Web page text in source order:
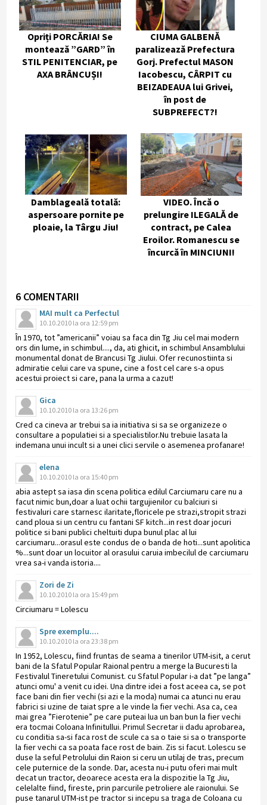
Opriți PORCĂRIA! Se
montează ”GARD” în
STIL PENITENCIAR, pe
AXA BRÂNCUȘI!
CIUMA GALBENĂ
paralizează Prefectura
Gorj. Prefectul MASON
Iacobescu, CÂRPIT cu
BEIZADEAUA lui Grivei,
în post de
SUBPREFECT?!
Damblageală totală:
aspersoare pornite pe
ploaie, la Târgu Jiu!
VIDEO. Încă o
prelungire ILEGALĂ de
contract, pe Calea
Eroilor. Romanescu se
încurcă în MINCIUNI!
6 COMENTARII
MAI mult ca Perfectul
10.10.2010 la ora 12:59 pm
În 1970, tot ”americanii” voiau sa faca din Tg Jiu cel mai modern
ors din lume, in schimbul...., da, ati ghicit, in schimbul Ansamblului
monumental donat de Brancusi Tg Jiului. Ofer recunostiinta si
admiratie celui care va spune, cine a fost cel care s-a opus
acestui proiect si care, pana la urma a cazut!
Gica
10.10.2010 la ora 13:26 pm
Cred ca cineva ar trebui sa ia initiativa si sa se organizeze o
consultare a populatiei si a specialistilor.Nu trebuie lasata la
indemana unui incult si a unei clici servile o asemenea profanare!
elena
10.10.2010 la ora 15:40 pm
abia astept sa iasa din scena politica edilul Carciumaru care nu a
facut nimic bun,doar a luat ochii targujienilor cu balciuri si
festivaluri care starnesc ilaritate,floricele pe strazi,stropit strazi
cand ploua si un centru cu fantani SF kitch...in rest doar jocuri
politice si bani publici cheltuiti dupa bunul plac al lui
carciumaru...orasul este condus de o banda de hoti...sunt apolitica
%...sunt doar un locuitor al orasului caruia imbecilul de carciumaru
vrea sa-i vanda istoria....
Zori de Zi
10.10.2010 la ora 15:49 pm
Circiumaru = Lolescu
Spre exemplu....
10.10.2010 la ora 23:38 pm
In 1952, Lolescu, fiind fruntas de seama a tinerilor UTM-isit, a cerut
bani de la Sfatul Popular Raional pentru a merge la Bucuresti la
Festivalul Tineretului Comunist. cu Sfatul Popular i-a dat ”pe langa”
atunci omu' a venit cu idei. Una dintre idei a fost aceea ca, se pot
face bani din fier vechi (si azi e la moda) numai ca atunci nu erau
fabrici si uzine de taiat spre a le vinde la fier vechi. Asa ca, cea
mai grea ”Fierotenie” pe care puteai lua un ban bun la fier vechi
era tocmai Coloana Infinitullui. Primul Secretar ii dadu aprobarea,
cu conditia sa-si faca rost de scule ca sa o taie si sa o transporte
la fier vechi ca sa poata face rost de bain. Zis si facut. Lolescu se
duse la seful Petrolului din Raion si ceru un utilaj de tras, precum
cele puternice de la sonde. Dar, acesta nu-i putu oferi mai mult
decat un tractor, deoarece acesta era la dispozitie la Tg Jiu,
celelalte fiind, fireste, prin parcurile petroliere ale raionului. Se
puse tanarul UTM-ist pe tractor si incepu sa traga de Coloana cu